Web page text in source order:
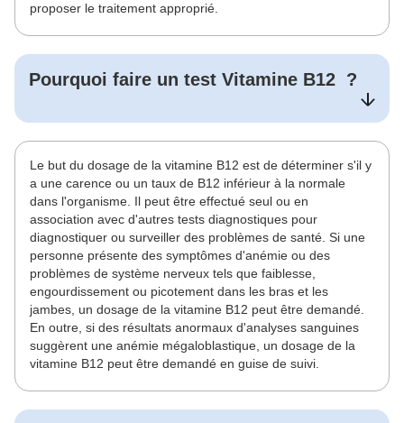
proposer le traitement approprié.
Pourquoi faire un test Vitamine B12 ?
Le but du dosage de la vitamine B12 est de déterminer s'il y
a une carence ou un taux de B12 inférieur à la normale
dans l'organisme. Il peut être effectué seul ou en
association avec d'autres tests diagnostiques pour
diagnostiquer ou surveiller des problèmes de santé. Si une
personne présente des symptômes d'anémie ou des
problèmes de système nerveux tels que faiblesse,
engourdissement ou picotement dans les bras et les
jambes, un dosage de la vitamine B12 peut être demandé.
En outre, si des résultats anormaux d'analyses sanguines
suggèrent une anémie mégaloblastique, un dosage de la
vitamine B12 peut être demandé en guise de suivi.